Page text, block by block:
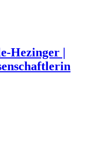
Hezinger |